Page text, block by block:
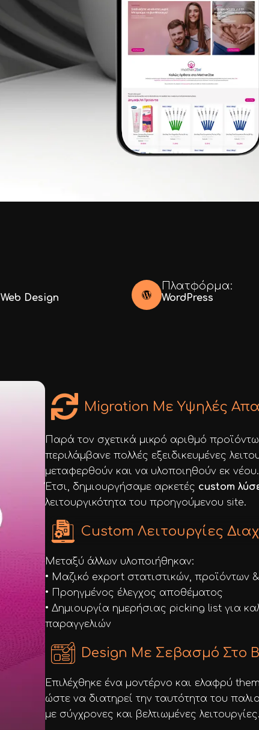
Web Design
Πλατφόρμα:
WordPress
Migration Με Υψηλές
Παρά τον σχετικά μικρό αριθμό
περιλάμβανε πολλές εξειδικευμένες
μεταφερθούν και να υλοποιηθούν εκ νέου.
Έτσι, δημιουργήσαμε αρκετές custom
λειτουργικότητα του προηγούμενου site.
Custom Λειτουργίες
Μεταξύ άλλων υλοποιήθηκαν:
• Μαζικό export στατιστικών, προϊόντων
• Προηγμένος έλεγχος αποθέματος
• Δημιουργία ημερήσιας picking list για
παραγγελιών
Design Με Σεβασμό Στο
Επιλέχθηκε ένα μοντέρνο και ελαφρύ
ώστε να διατηρεί την ταυτότητα του
με σύγχρονες και βελτιωμένες λειτουργίες.